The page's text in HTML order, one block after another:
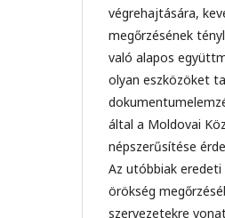
végrehajtására,
megőrzésének
való alapos
olyan eszközöket
által a Moldovai
népszerűsítése
Az utóbbiak
örökség
szervezetekre